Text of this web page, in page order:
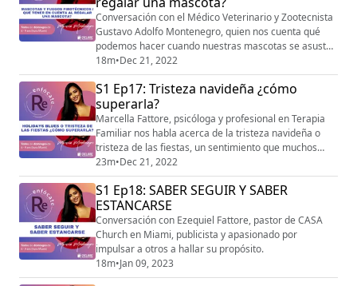
Conversación con el Médico Veterinario y Zootecnista
Gustavo Adolfo Montenegro, quien nos cuenta qué
podemos hacer cuando nuestras mascotas se asustan
al escuchar fuegos pirotécnicos. Además nos explica
qué tener en cuenta al momento de regalar o adquirir
una mascota.
18m•Dec 21, 2022
S1 Ep17: Tristeza navideña ¿cómo
superarla?
Marcella Fattore, psicóloga y profesional en Terapia
Familiar nos habla acerca de la tristeza navideña o
tristeza de las fiestas, un sentimiento que muchos
experimentan en época de fechas especiales. Aquí
nos da excelentes consejos para superarla, y
recuerda: no estas solo.
23m•Dec 21, 2022
S1 Ep18: SABER SEGUIR Y SABER
ESTANCARSE
Conversación con Ezequiel Fattore, pastor de CASA
Church en Miami, publicista y apasionado por
impulsar a otros a hallar su propósito.
18m•Jan 09, 2023